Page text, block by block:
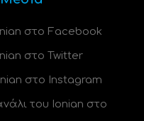
στο Facebook
στο Twitter
στο Instagram
του Ionian στο